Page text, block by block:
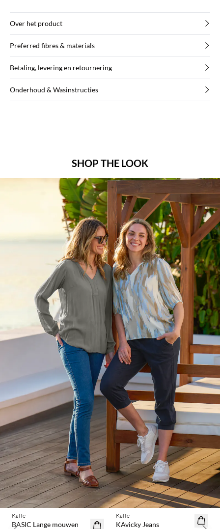
Over het product
Preferred fibres & materials
Betaling, levering en retournering
Onderhoud & Wasinstructies
SHOP THE LOOK
BASIC DEAL
Kaffe
BASIC Lange mouwen
BASIC DEAL
Kaffe
KAvicky Jeans